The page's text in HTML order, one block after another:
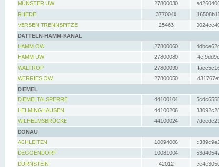
MÜNSTER UW
27800030
RHEDE
3770040
VERSEN TRENNSPITZE
25463
DATTELN-HAMM-KANAL
HAMM OW
27800060
HAMM UW
27800080
WALTROP
27800090
WERRIES OW
27800050
DIEMEL
DIEMELTALSPERRE
44100104
HELMINGHAUSEN
44100206
WILHELMSBRÜCKE
44100024
DONAU
ACHLEITEN
10094006
DEGGENDORF
10081004
DÜRNSTEIN
42012